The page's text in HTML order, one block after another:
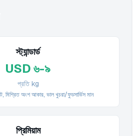
স্ট্যান্ডার্ড
USD ৬-৯
প্রতি kg
মিশ্রিত অংশ আকার, ভাল খুচরা/ফুডসার্ভিস মান
প্রিমিয়াম